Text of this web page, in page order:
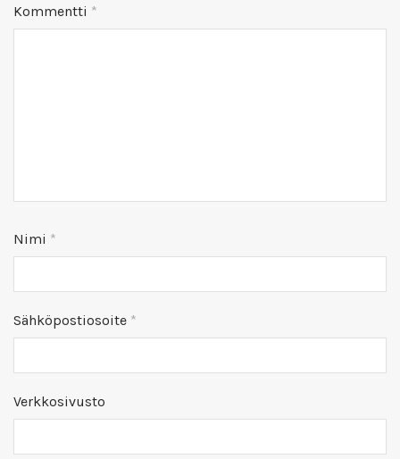
Kommentti *
Nimi *
Sähköpostiosoite *
Verkkosivusto